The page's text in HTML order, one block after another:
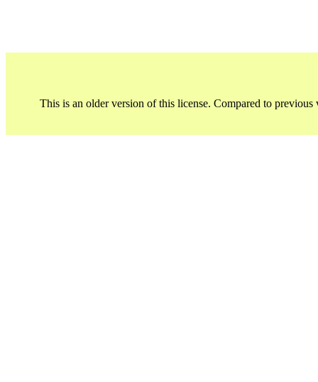
This is an older version of this license. Compared to